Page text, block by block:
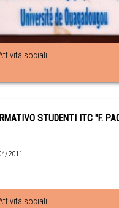
sociali
STUDENTI ITC "F.
2011
sociali